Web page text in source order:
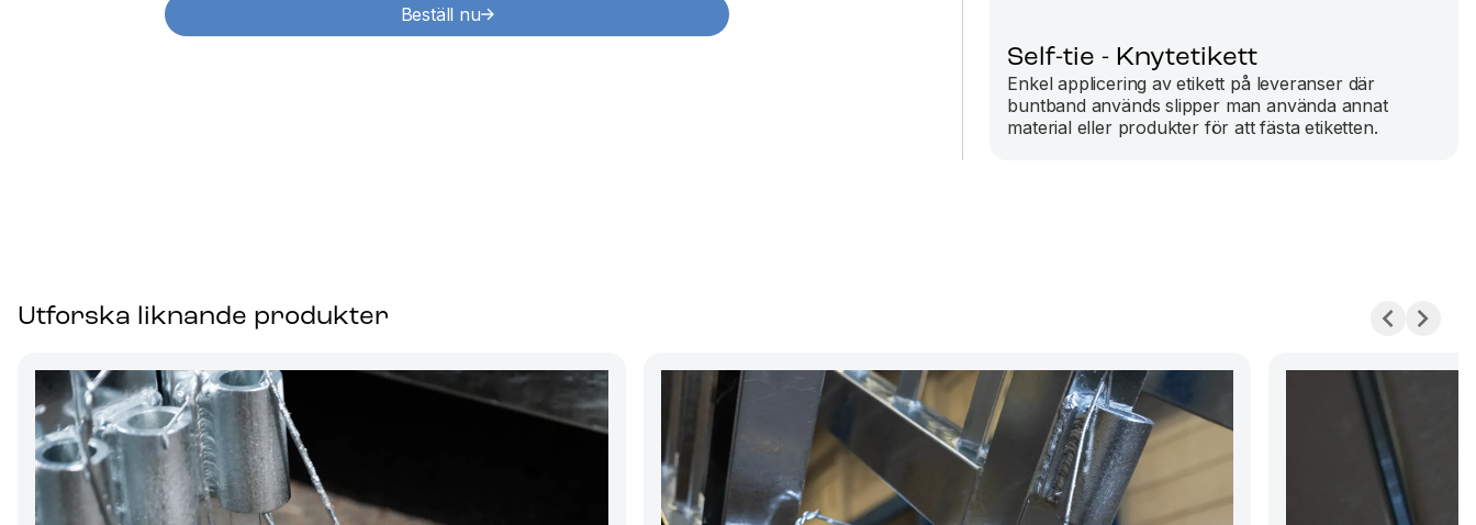
Beställ nu
Self-tie - Knytetikett
Enkel applicering av etikett på leveranser där
buntband används slipper man använda annat
material eller produkter för att fästa etiketten.
Utforska liknande produkter